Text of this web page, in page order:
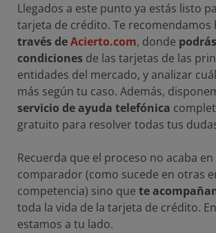
Llegados a este punto ya estás listo
tarjeta de crédito. Te recomendamos
través deAcierto.com, donde
condiciones de las tarjetas de las
entidades del mercado, y analizar
más según tu caso. Además,
servicio de ayuda telefónica
gratuito para resolver todas tus
Recuerda que el proceso no acaba en
comparador (como sucede en otras
competencia) sino que te
toda la vida de la tarjeta de crédito.
estamos a tu lado.